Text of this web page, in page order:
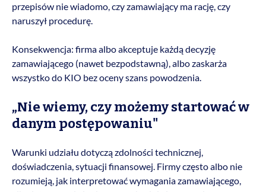
przepisów nie wiadomo, czy zamawiający ma rację, czy
naruszył procedurę.
Konsekwencja: firma albo akceptuje każdą decyzję
zamawiającego (nawet bezpodstawną), albo zaskarża
wszystko do KIO bez oceny szans powodzenia.
„Nie wiemy, czy możemy startować w
danym postępowaniu"
Warunki udziału dotyczą zdolności technicznej,
doświadczenia, sytuacji finansowej. Firmy często albo nie
rozumieją, jak interpretować wymagania zamawiającego,